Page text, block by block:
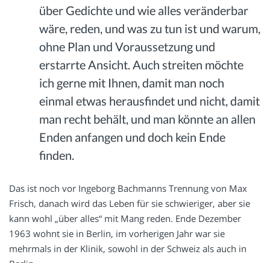
über Gedichte und wie alles veränderbar
wäre, reden, und was zu tun ist und warum,
ohne Plan und Voraussetzung und
erstarrte Ansicht. Auch streiten möchte
ich gerne mit Ihnen, damit man noch
einmal etwas herausfindet und nicht, damit
man recht behält, und man könnte an allen
Enden anfangen und doch kein Ende
finden.
Das ist noch vor Ingeborg Bachmanns Trennung von Max
Frisch, danach wird das Leben für sie schwieriger, aber sie
kann wohl „über alles“ mit Mang reden. Ende Dezember
1963 wohnt sie in Berlin, im vorherigen Jahr war sie
mehrmals in der Klinik, sowohl in der Schweiz als auch in